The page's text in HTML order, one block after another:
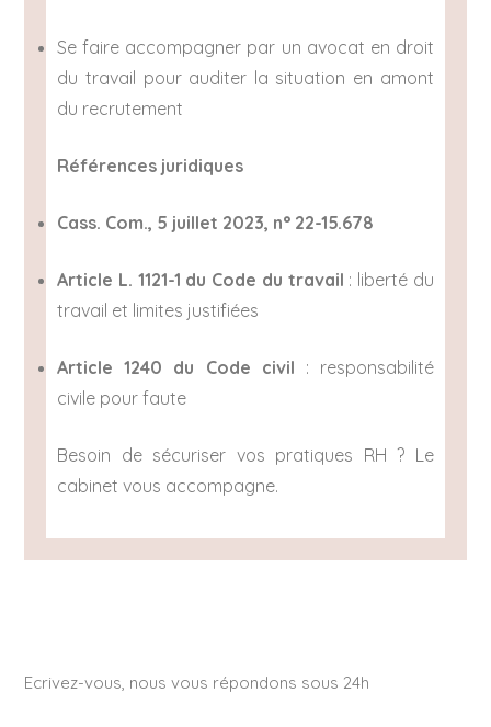
Se faire accompagner par un avocat en droit
du travail pour auditer la situation en amont
du recrutement
Références juridiques
Cass. Com., 5 juillet 2023, n° 22-15.678
Article L. 1121-1 du Code du travail : liberté du
travail et limites justifiées
Article 1240 du Code civil : responsabilité
civile pour faute
Besoin de sécuriser vos pratiques RH ? Le
cabinet vous accompagne.
Ecrivez-vous, nous vous répondons sous 24h